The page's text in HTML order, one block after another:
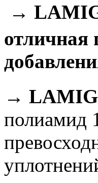
→
отличная
→
полиамид